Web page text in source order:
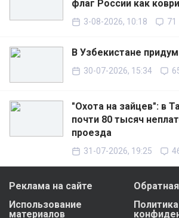
флаг России как
3-08-2026, 10:18 71
В Узбекистане
30-07-2026, 15:34
"Охота на зайцев": в
почти 80 тысяч
проезда
31-07-2026, 19:25
Реклама на сайте
Использование
материалов
Политика